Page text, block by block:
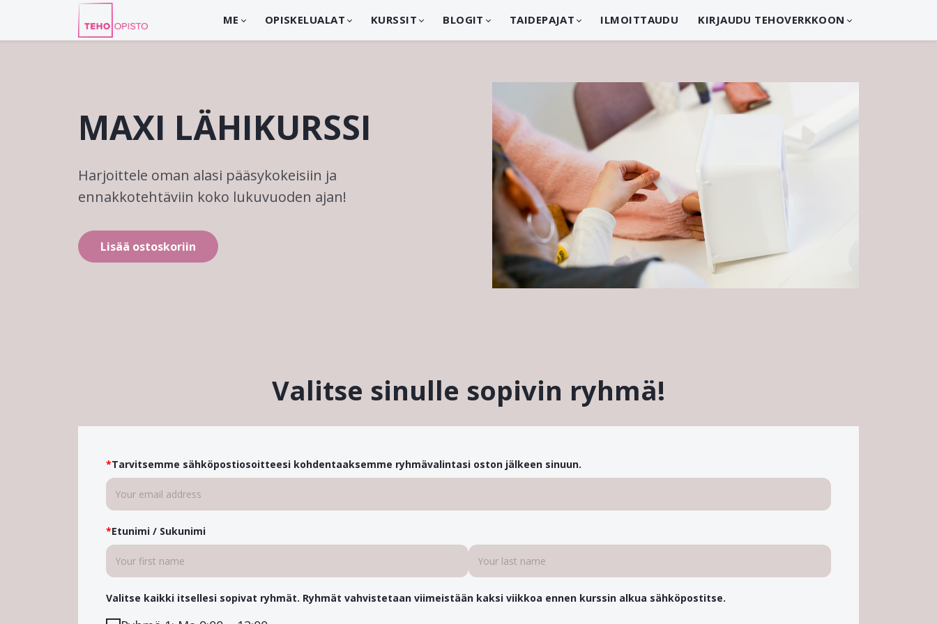
ME OPISKELUALAT KURSSIT BLOGIT TAIDEPAJAT ILMOITTAUDU KIRJAUDU TEHOVERKKOON
MAXI LÄHIKURSSI
Harjoittele oman alasi pääsykokeisiin ja
ennakkotehtäviin koko lukuvuoden ajan!
Lisää ostoskoriin
Valitse sinulle sopivin ryhmä!
*Tarvitsemme sähköpostiosoitteesi kohdentaaksemme ryhmävalintasi oston jälkeen sinuun.
*Etunimi / Sukunimi
Valitse kaikki itsellesi sopivat ryhmät. Ryhmät vahvistetaan viimeistään kaksi viikkoa ennen kurssin alkua sähköpostitse.